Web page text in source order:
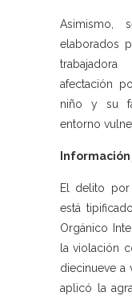
Asimismo,
elaborados
afectación
niño y su
entorno
El delito
está
Orgánico
la violación
diecinueve a
aplicó la